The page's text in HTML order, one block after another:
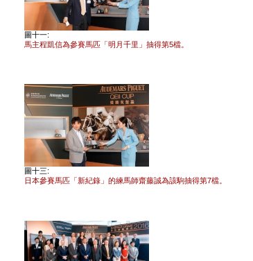
圖十一:
馬主程凱信為參賽馬匹「明月千里」抽得第5檔。
圖十三:
日本參賽馬匹「新紀錄」的練馬師齋藤誠為該駒抽得第7檔。